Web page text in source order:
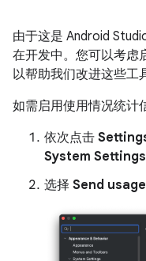
由于这是 Android
在开发中。您可以考虑
以帮助我们改进这些工
如需启用使用情况统计
依次点击
System
选择 Send